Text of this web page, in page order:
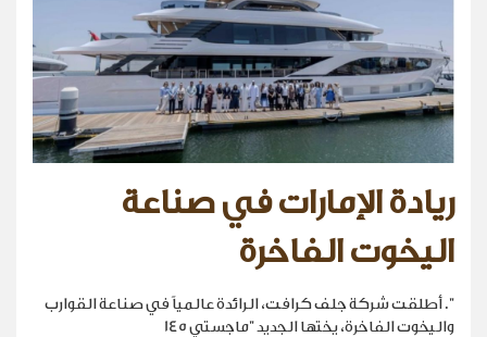
ريادة الإمارات في صناعة
اليخوت الفاخرة
". أطلقت شركة جلف كرافت، الرائدة عالمياً في صناعة القوارب
واليخوت الفاخرة، يختها الجديد "ماجستي 145